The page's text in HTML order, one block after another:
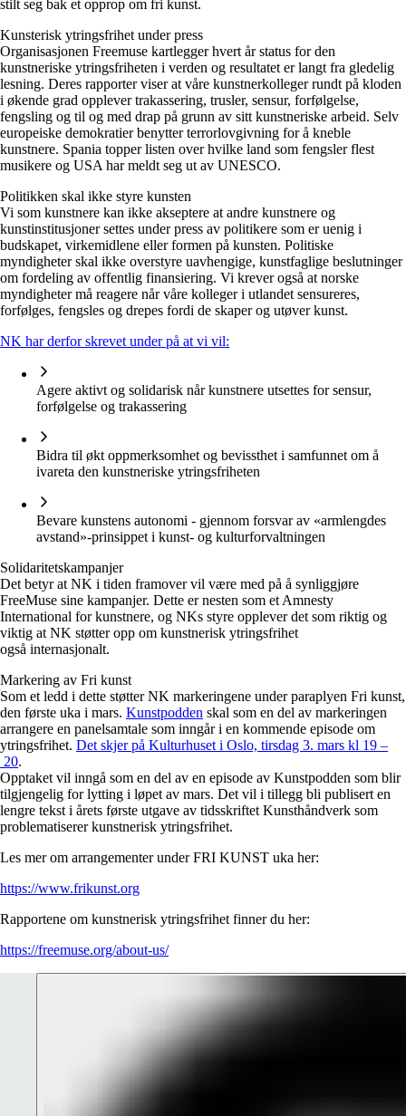
stilt seg bak et opprop om fri kunst.
Kunsterisk ytringsfrihet under press
Organisasjonen Freemuse kartlegger hvert år status for den
kunstneriske ytringsfriheten i verden og resultatet er langt fra gledelig
lesning. Deres rapporter viser at våre kunstnerkolleger rundt på kloden
i økende grad opplever trakassering, trusler, sensur, forfølgelse,
fengsling og til og med drap på grunn av sitt kunstneriske arbeid. Selv
europeiske demokratier benytter terrorlovgivning for å kneble
kunstnere. Spania topper listen over hvilke land som fengsler flest
musikere og USA har meldt seg ut av UNESCO.
Politikken skal ikke styre kunsten
Vi som kunstnere kan ikke akseptere at andre kunstnere og
kunstinstitusjoner settes under press av politikere som er uenig i
budskapet, virkemidlene eller formen på kunsten. Politiske
myndigheter skal ikke overstyre uavhengige, kunstfaglige beslutninger
om fordeling av offentlig finansiering. Vi krever også at norske
myndigheter må reagere når våre kolleger i utlandet sensureres,
forfølges, fengsles og drepes fordi de skaper og utøver kunst.
NK har derfor skrevet under på at vi vil:
Agere aktivt og solidarisk når kunstnere utsettes for sensur,
forfølgelse og trakassering
Bidra til økt oppmerksomhet og bevissthet i samfunnet om å
ivareta den kunstneriske ytringsfriheten
Bevare kunstens autonomi - gjennom forsvar av «armlengdes
avstand»-prinsippet i kunst- og kulturforvaltningen
Solidaritetskampanjer
Det betyr at NK i tiden framover vil være med på å synliggjøre
FreeMuse sine kampanjer. Dette er nesten som et Amnesty
International for kunstnere, og NKs styre opplever det som riktig og
viktig at NK støtter opp om kunstnerisk ytringsfrihet
også internasjonalt.
Markering av Fri kunst
Som et ledd i dette støtter NK markeringene under paraplyen Fri kunst,
den første uka i mars. Kunstpodden skal som en del av markeringen
arrangere en panelsamtale som inngår i en kommende episode om
ytringsfrihet. Det skjer på Kulturhuset i Oslo, tirsdag 3. mars kl 19 –
20.
Opptaket vil inngå som en del av en episode av Kunstpodden som blir
tilgjengelig for lytting i løpet av mars. Det vil i tillegg bli publisert en
lengre tekst i årets første utgave av tidsskriftet Kunsthåndverk som
problematiserer kunstnerisk ytringsfrihet.
Les mer om arrangementer under FRI KUNST uka her:
https://www.frikunst.org
Rapportene om kunstnerisk ytringsfrihet finner du her:
https://freemuse.org/about-us/